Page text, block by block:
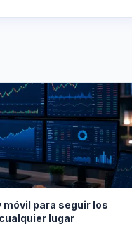
móvil para seguir los
lugar